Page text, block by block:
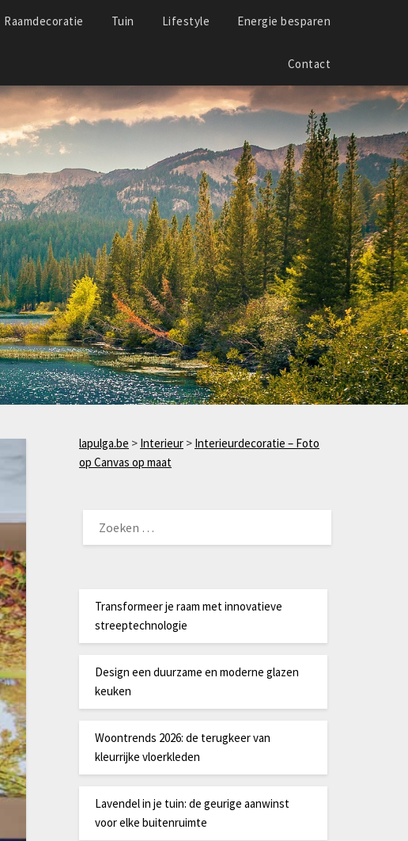
Raamdecoratie Tuin Lifestyle Energie besparen
Contact
lapulga.be > Interieur> Interieurdecoratie – Foto
op Canvas op maat
NAAR:
Transformeer je raam met innovatieve
streeptechnologie
Design een duurzame en moderne glazen
keuken
Woontrends 2026: de terugkeer van
kleurrijke vloerkleden
Lavendel in je tuin: de geurige aanwinst
voor elke buitenruimte